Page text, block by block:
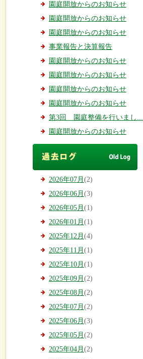
園庭開放からのお知らせ
園庭開放からのお知らせ
園庭開放からのお知らせ
事業報告と決算報告
園庭開放からのお知らせ
園庭開放からのお知らせ
園庭開放からのお知らせ
園庭開放からのお知らせ
第3回 園庭整備を行いまし...
園庭開放からのお知らせ
2026年07月 (2)
2026年06月 (3)
2026年05月 (1)
2026年01月 (1)
2025年12月 (4)
2025年11月 (1)
2025年10月 (1)
2025年09月 (2)
2025年08月 (2)
2025年07月 (2)
2025年06月 (3)
2025年05月 (2)
2025年04月 (2)